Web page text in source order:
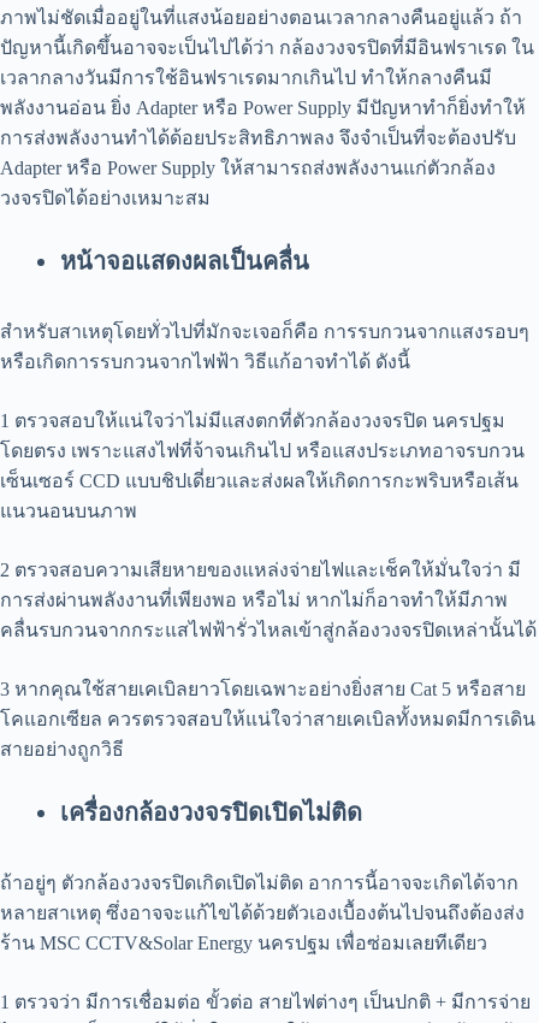
ภาพไม่ชัดเมื่ออยู่ในที่แสงน้อยอย่างตอนเวลากลางคืนอยู่แล้ว ถ้า
ปัญหานี้เกิดขึ้นอาจจะเป็นไปได้ว่า กล้องวงจรปิดที่มีอินฟราเรด ใน
เวลากลางวันมีการใช้อินฟราเรดมากเกินไป ทำให้กลางคืนมี
พลังงานอ่อน ยิ่ง Adapter หรือ Power Supply มีปัญหาทำก็ยิ่งทำให้
การส่งพลังงานทำได้ด้อยประสิทธิภาพลง จึงจำเป็นที่จะต้องปรับ
Adapter หรือ Power Supply ให้สามารถส่งพลังงานแก่ตัวกล้อง
วงจรปิดได้อย่างเหมาะสม
หน้าจอแสดงผลเป็นคลื่น
สำหรับสาเหตุโดยทั่วไปที่มักจะเจอก็คือ การรบกวนจากแสงรอบๆ
หรือเกิดการรบกวนจากไฟฟ้า วิธีแก้อาจทำได้ ดังนี้
1 ตรวจสอบให้แน่ใจว่าไม่มีแสงตกที่ตัวกล้องวงจรปิด นครปฐม
โดยตรง เพราะแสงไฟที่จ้าจนเกินไป หรือแสงประเภทอาจรบกวน
เซ็นเซอร์ CCD แบบชิปเดี่ยวและส่งผลให้เกิดการกะพริบหรือเส้น
แนวนอนบนภาพ
2 ตรวจสอบความเสียหายของแหล่งจ่ายไฟและเช็คให้มั่นใจว่า มี
การส่งผ่านพลังงานที่เพียงพอ หรือไม่ หากไม่ก็อาจทำให้มีภาพ
คลื่นรบกวนจากกระแสไฟฟ้ารั่วไหลเข้าสู่กล้องวงจรปิดเหล่านั้นได้
3 หากคุณใช้สายเคเบิลยาวโดยเฉพาะอย่างยิ่งสาย Cat 5 หรือสาย
โคแอกเซียล ควรตรวจสอบให้แน่ใจว่าสายเคเบิลทั้งหมดมีการเดิน
สายอย่างถูกวิธี
เครื่องกล้องวงจรปิดเปิดไม่ติด
ถ้าอยู่ๆ ตัวกล้องวงจรปิดเกิดเปิดไม่ติด อาการนี้อาจจะเกิดได้จาก
หลายสาเหตุ ซึ่งอาจจะแก้ไขได้ด้วยตัวเองเบื้องต้นไปจนถึงต้องส่ง
ร้าน MSC CCTV&Solar Energy นครปฐม เพื่อซ่อมเลยทีเดียว
1 ตรวจว่า มีการเชื่อมต่อ ขั้วต่อ สายไฟต่างๆ เป็นปกติ + มีการจ่าย